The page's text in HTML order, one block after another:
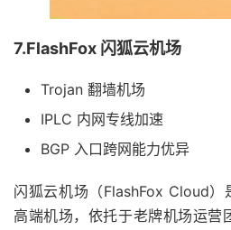
7.FlashFox 闪狐云机场
Trojan 翻墙机场
IPLC 内网专线加速
BGP 入口跨网能力优异
闪狐云机场（FlashFox Cloud
高端机场，依托于老牌机场运营